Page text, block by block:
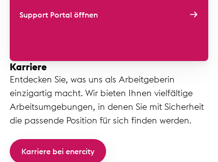
Support Portal öffnen
Karriere
Entdecken Sie, was uns als Arbeitgeberin
einzigartig macht. Wir bieten Ihnen vielfältige
Arbeitsumgebungen, in denen Sie mit Sicherheit
die passende Position für sich finden werden.
Karriere bei enercity